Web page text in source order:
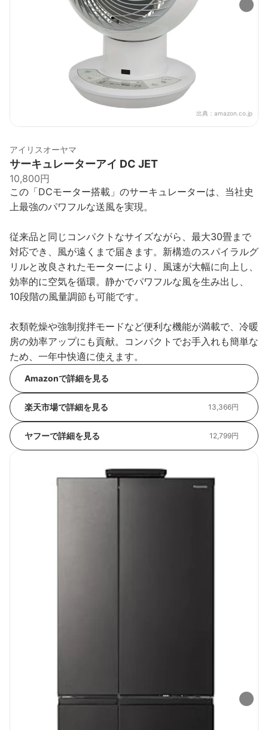
出典： amazon.co.jp
アイリスオーヤマ
サーキュレーターアイ DC JET
10,800円
この「DCモーター搭載」のサーキュレーターは、当社史
上最強のパワフルな送風を実現。
従来品と同じコンパクトなサイズながら、最大30畳まで
対応でき、風が遠くまで届きます。新構造のスパイラルグ
リルと改良されたモーターにより、風速が大幅に向上し、
効率的に空気を循環。静かでパワフルな風を生み出し、
10段階の風量調節も可能です。
衣類乾燥や強制撹拌モードなど便利な機能が満載で、冷暖
房の効率アップにも貢献。コンパクトでお手入れも簡単な
ため、一年中快適に使えます。
Amazonで詳細を見る
楽天市場で詳細を見る 13,366円
ヤフーで詳細を見る 12,799円